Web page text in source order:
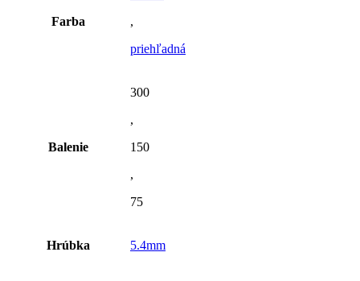
Farba
,
priehľadná
Balenie
300
,
150
,
75
Hrúbka 5.4mm